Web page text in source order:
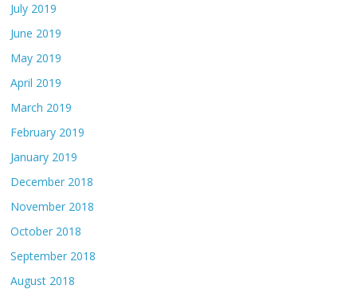
July 2019
June 2019
May 2019
April 2019
March 2019
February 2019
January 2019
December 2018
November 2018
October 2018
September 2018
August 2018